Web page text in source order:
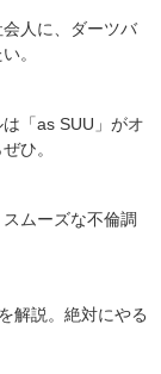
人に、ダーツバ
。
「as SUU」がオ
ひ。
ムーズな不倫調
解説。絶対にやる